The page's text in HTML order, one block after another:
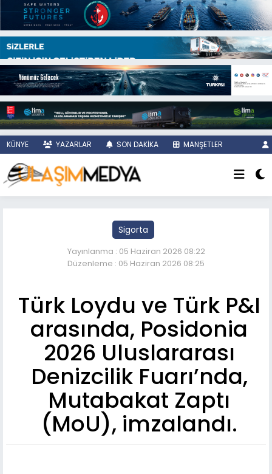
KÜNYE YAZARLAR SON DAKİKA MANŞETLER
Sigorta
Yayınlanma : 05 Haziran 2026 08:22
Düzenleme : 05 Haziran 2026 08:25
Türk Loydu ve Türk P&I
arasında, Posidonia
2026 Uluslararası
Denizcilik Fuarı’nda,
Mutabakat Zaptı
(MoU), imzalandı.